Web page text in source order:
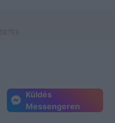
Küldés
Messengeren